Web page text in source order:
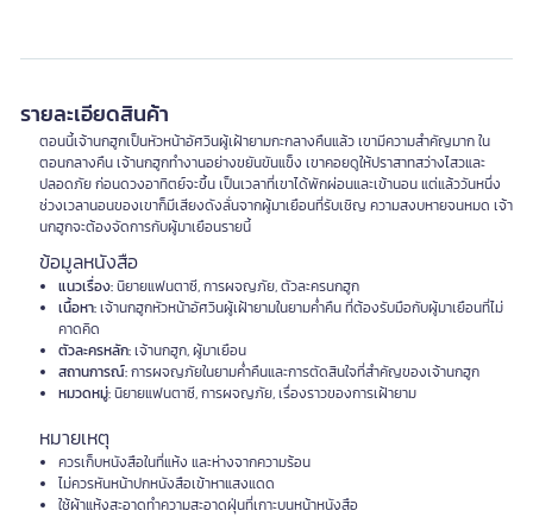
รายละเอียดสินค้า
ตอนนี้เจ้านกฮูกเป็นหัวหน้าอัศวินผู้เฝ้ายามกะกลางคืนแล้ว เขามีความสำคัญมาก ใน
ตอนกลางคืน เจ้านกฮูกทำงานอย่างขยันขันแข็ง เขาคอยดูให้ปราสาทสว่างไสวและ
ปลอดภัย ก่อนดวงอาทิตย์จะขึ้น เป็นเวลาที่เขาได้พักผ่อนและเข้านอน แต่แล้ววันหนึ่ง
ช่วงเวลานอนของเขาก็มีเสียงดังลั่นจากผู้มาเยือนที่รับเชิญ ความสงบหายจนหมด เจ้า
นกฮูกจะต้องจัดการกับผู้มาเยือนรายนี้
ข้อมูลหนังสือ
แนวเรื่อง:นิยายแฟนตาซี, การผจญภัย, ตัวละครนกฮูก
เนื้อหา:เจ้านกฮูกหัวหน้าอัศวินผู้เฝ้ายามในยามค่ำคืน ที่ต้องรับมือกับผู้มาเยือนที่ไม่
คาดคิด
ตัวละครหลัก:เจ้านกฮูก, ผู้มาเยือน
สถานการณ์:การผจญภัยในยามค่ำคืนและการตัดสินใจที่สำคัญของเจ้านกฮูก
หมวดหมู่:นิยายแฟนตาซี, การผจญภัย, เรื่องราวของการเฝ้ายาม
หมายเหตุ
ควรเก็บหนังสือในที่แห้ง และห่างจากความร้อน
ไม่ควรหันหน้าปกหนังสือเข้าหาแสงแดด
ใช้ผ้าแห้งสะอาดทำความสะอาดฝุ่นที่เกาะบนหน้าหนังสือ